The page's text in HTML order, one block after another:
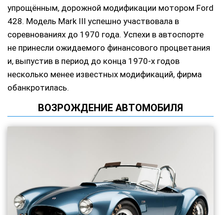
упрощённым, дорожной модификации мотором Ford
428. Модель Mark III успешно участвовала в
соревнованиях до 1970 года. Успехи в автоспорте
не принесли ожидаемого финансового процветания
и, выпустив в период до конца 1970-х годов
несколько менее известных модификаций, фирма
обанкротилась.
ВОЗРОЖДЕНИЕ АВТОМОБИЛЯ